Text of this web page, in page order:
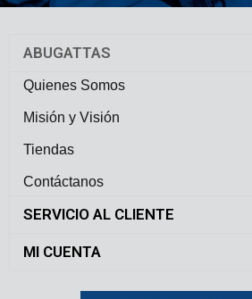
ABUGATTAS
Quienes Somos
Misión y Visión
Tiendas
Contáctanos
SERVICIO AL CLIENTE
MI CUENTA